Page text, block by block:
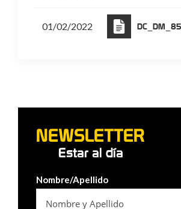
01/02/2022
NEWSLETTER
Estar al día
Nombre/Apellido